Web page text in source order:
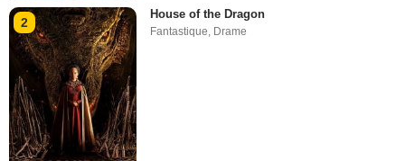
2
House of the Dragon
Fantastique, Drame